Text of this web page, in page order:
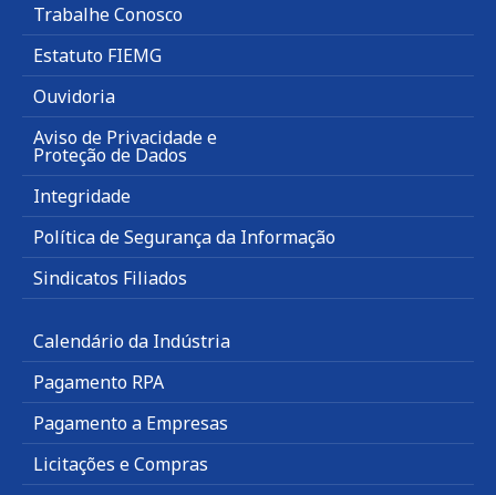
Trabalhe Conosco
Estatuto FIEMG
Ouvidoria
Aviso de Privacidade e
Proteção de Dados
Integridade
Política de Segurança da Informação
Sindicatos Filiados
Calendário da Indústria
Pagamento RPA
Pagamento a Empresas
Licitações e Compras